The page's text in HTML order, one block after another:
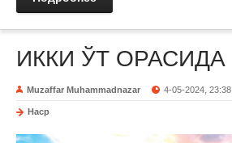
ИККИ ЎТ ОРАСИДА
Muzaffar Muhammadnazar 4-05-2024, 23:38
Наср